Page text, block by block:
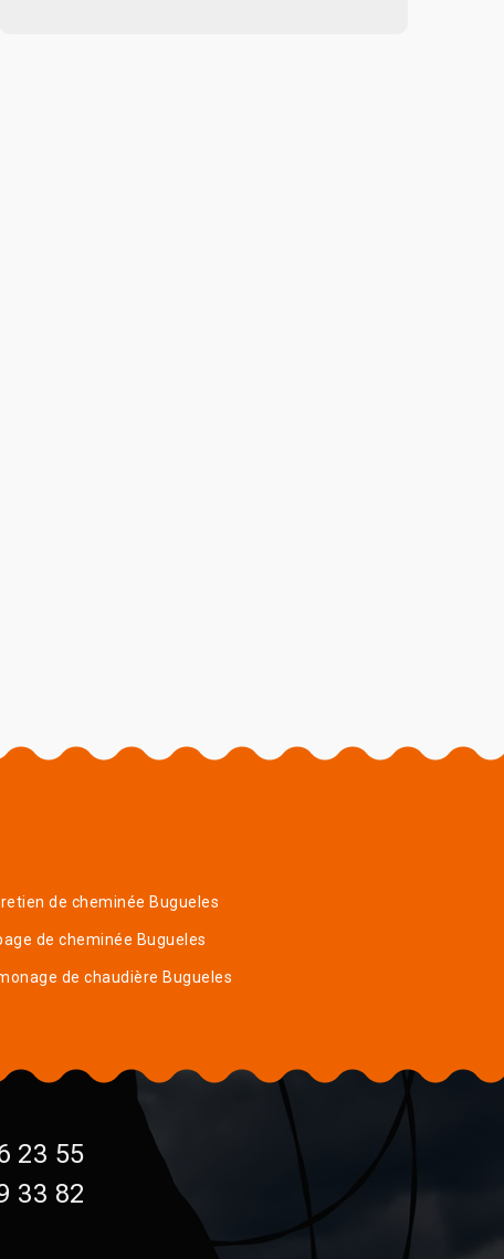
de cheminée Bugueles
de cheminée Bugueles
de chaudière Bugueles
23 55
33 82